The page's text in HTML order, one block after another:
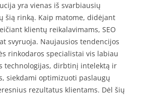
yra vienas iš svarbiausių
šią rinką. Kaip matome, didėjant
klientų reikalavimams, SEO
svyruoja. Naujausios tendencijos
rinkodaros specialistai vis labiau
technologijas, dirbtinį intelektą ir
siekdami optimizuoti paslaugų
rezultatus klientams. Dėl šių